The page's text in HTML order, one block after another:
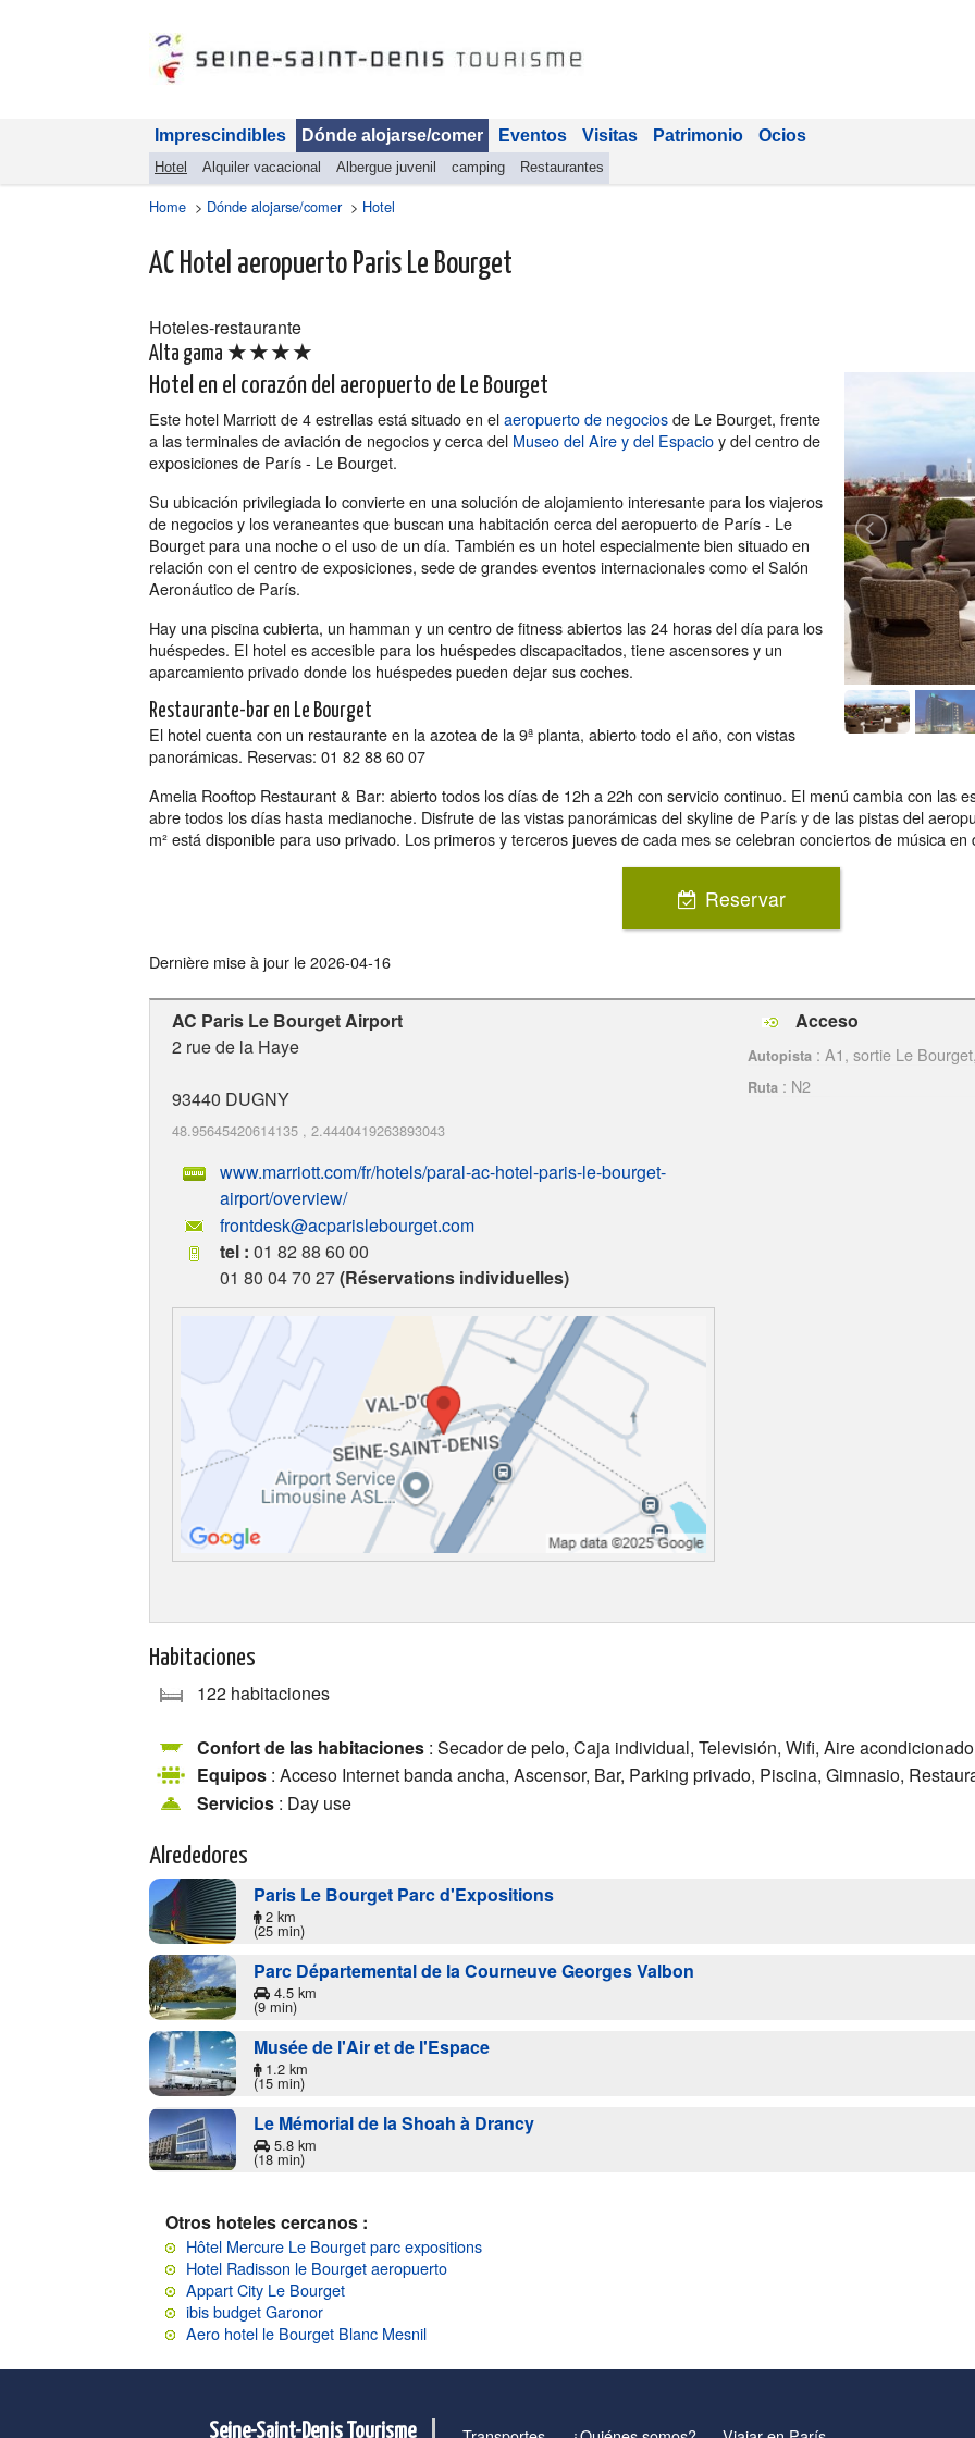
Imprescindibles Dónde alojarse/comer
Hotel Alquiler vacacional Albergue juvenil camping Restaurantes
Eventos Visitas Patrimonio Ocios
Home > Dónde alojarse/comer> Hotel
AC Hotel aeropuerto Paris Le Bourget
Hoteles-restaurante
Alta gama ★★★★
Hotel en el corazón del aeropuerto de Le Bourget
Este hotel Marriott de 4 estrellas está situado en elaeropuerto de negociosde Le Bourget, frente
a las terminales de aviación de negocios y cerca del Museo del Aire y del Espacioy del centro de
exposiciones de París - Le Bourget.
Su ubicación privilegiada lo convierte en una solución de alojamiento interesante para los viajeros
de negocios y los veraneantes que buscan una habitación cerca del aeropuerto de París - Le
Bourget para una noche o el uso de un día. También es un hotel especialmente bien situado en
relación con el centro de exposiciones, sede de grandes eventos internacionales como el Salón
Aeronáutico de París.
Hay una piscina cubierta, un hamman y un centro de fitness abiertos las 24 horas del día para los
huéspedes. El hotel es accesible para los huéspedes discapacitados, tiene ascensores y un
aparcamiento privado donde los huéspedes pueden dejar sus coches.
Restaurante-bar en Le Bourget
El hotel cuenta con un restaurante en la azotea de la 9ª planta, abierto todo el año, con vistas
panorámicas. Reservas: 01 82 88 60 07
Amelia Rooftop Restaurant & Bar: abierto todos los días de 12h a 22h con servicio continuo. El menú cambia con las
abre todos los días hasta medianoche. Disfrute de las vistas panorámicas del skyline de París y de las pistas del
m² está disponible para uso privado. Los primeros y terceros jueves de cada mes se celebran conciertos de música en
Reservar
Dernière mise à jour le2026-04-16
AC Paris Le Bourget Airport
2 rue de la Haye
93440 DUGNY
48.95645420614135 , 2.4440419263893043
www.marriott.com/fr/hotels/paral-ac-hotel-paris-le-bourget-
airport/overview/
frontdesk@acparislebourget.com
tel : 01 82 88 60 00
01 80 04 70 27(Réservations individuelles)
Acceso
Autopista : A1, sortie Le
Ruta : N2
Habitaciones
122 habitaciones
Confort de las habitaciones : Secador de pelo, Caja individual, Televisión, Wifi, Aire
Equipos : Acceso Internet banda ancha, Ascensor, Bar, Parking privado, Piscina, Gimnasio,
Servicios : Day use
Alrededores
Paris Le Bourget Parc d'Expositions
2 km
(25 min)
Parc Départemental de la Courneuve Georges Valbon
4.5 km
(9 min)
Musée de l'Air et de l'Espace
1.2 km
(15 min)
Le Mémorial de la Shoah à Drancy
5.8 km
(18 min)
Otros hoteles cercanos :
Hôtel Mercure Le Bourget parc expositions
Hotel Radisson le Bourget aeropuerto
Appart City Le Bourget
ibis budget Garonor
Aero hotel le Bourget Blanc Mesnil
Seine-Saint-Denis Tourisme